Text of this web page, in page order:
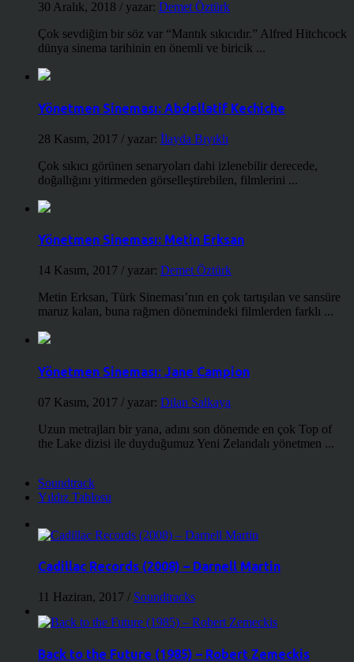
30 Aralık, 2018 / yazar: Demet Öztürk
Çok sevdiğim bir söz var “Mantık sıkıcıdır.” Alfred Hitchcock
dünya sinema tarihinin en önemli ve biricik ...
Yönetmen Sineması: Abdellatif Kechiche
28 Kasım, 2017 / yazar: İlayda Bıyıklı
Çok sıkıcı görünen senaryoları dahi izlenebilir derecede,
doğallığını yitirmeden görselleştirebilen, filmlerini ...
Yönetmen Sineması: Metin Erksan
14 Kasım, 2017 / yazar: Demet Öztürk
Metin Erksan, Türk Sineması’nın en çok tartışılan ve sansüre
maruz kalan, buna rağmen dönemindeki filmlerden farklı ...
Yönetmen Sineması: Jane Campion
07 Kasım, 2017 / yazar: Dilan Salkaya
Uzun metrajları bir yana, adını son dönemde en çok Top of
the Lake dizisi ile duyduğumuz Yeni Zelandalı yönetmen ...
Soundtrack
Yıldız Tablosu
Cadillac Records (2008) – Darnell Martin
11 Haziran, 2017 / Soundtracks
Back to the Future (1985) – Robert Zemeckis